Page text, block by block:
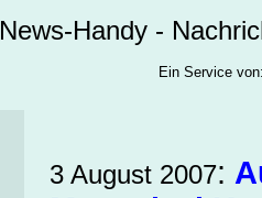
News-Handy -
Ein Service
3 August 2007: